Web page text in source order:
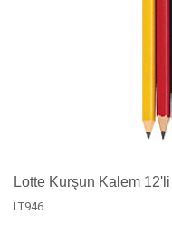
Lotte Kurşun Kalem 12'li
LT946